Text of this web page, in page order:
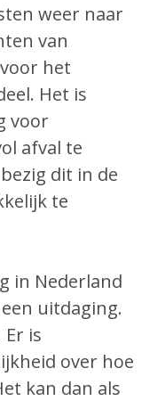
weer naar
van
het
Het is
voor
afval te
dit in de
te
in Nederland
uitdaging.
is
over hoe
kan dan als